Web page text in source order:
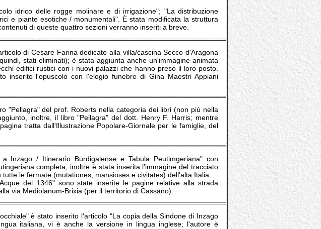
idrico delle rogge molinare e di irrigazione"; "La distribuzione
e piante esotiche / monumentali". È stata modificata la struttura
di queste quattro sezioni verranno inseriti a breve.
di Cesare Farina dedicato alla villa/cascina Secco d'Aragona
stati eliminati); è stata aggiunta anche un'immagine animata
edifici rustici con i nuovi palazzi che hanno preso il loro posto.
inserito l'opuscolo con l'elogio funebre di Gina Maestri Appiani
"Pellagra" del prof. Roberts nella categoria dei libri (non più nella
inoltre, il libro "Pellagra" del dott. Henry F. Harris; mentre
tratta dall'Illustrazione Popolare-Giornale per le famiglie, del
Inzago / Itinerario Burdigalense e Tabula Peutimgeriana" con
completa; inoltre è stata inserita l'immagine del tracciato
le fermate (mutationes, mansioses e civitates) dell'alta Italia.
del 1346" sono state inserite le pagine relative alla strada
via Mediolanum-Brixia (per il territorio di Cassano).
è stato inserito l'articolo "La copia della Sindone di Inzago
italiana, vi è anche la versione in lingua inglese; l'autore è